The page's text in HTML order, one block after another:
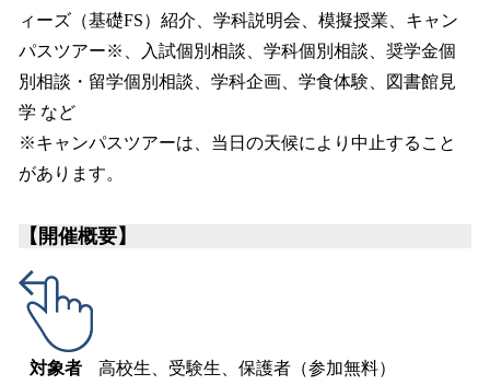
ィーズ（基礎FS）紹介、学科説明会、模擬授業、キャン
パスツアー※、入試個別相談、学科個別相談、奨学金個
別相談・留学個別相談、学科企画、学食体験、図書館見
学 など
※キャンパスツアーは、当日の天候により中止すること
があります。
【開催概要】
対象者 高校生、受験生、保護者（参加無料）